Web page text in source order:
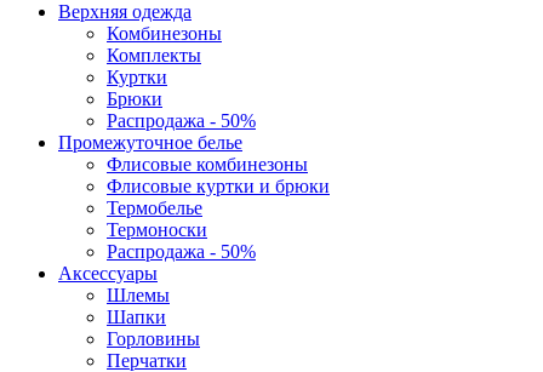
Верхняя одежда
Комбинезоны
Комплекты
Куртки
Брюки
Распродажа - 50%
Промежуточное белье
Флисовые комбинезоны
Флисовые куртки и брюки
Термобелье
Термоноски
Распродажа - 50%
Аксессуары
Шлемы
Шапки
Горловины
Перчатки